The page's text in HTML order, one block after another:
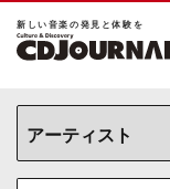
新しい⾳楽の発⾒と体験を